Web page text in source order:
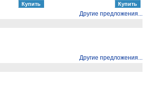
Другие предложения...
Другие предложения...